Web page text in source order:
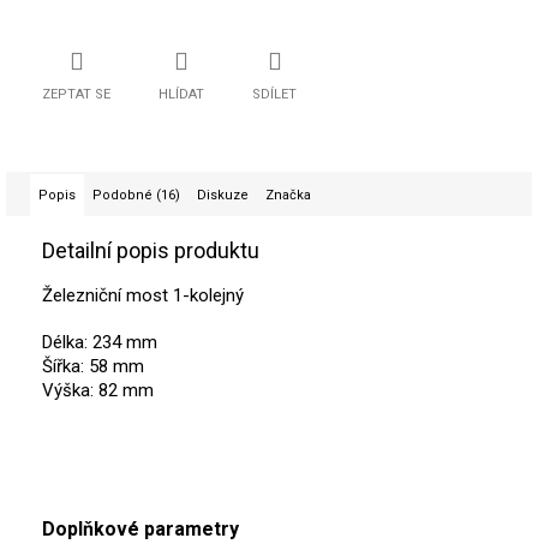
ZEPTAT SE HLÍDAT SDÍLET
Popis Podobné (16) Diskuze Značka
Detailní popis produktu
Železniční most 1-kolejný
Délka: 234 mm
Šířka: 58 mm
Výška: 82 mm
Doplňkové parametry